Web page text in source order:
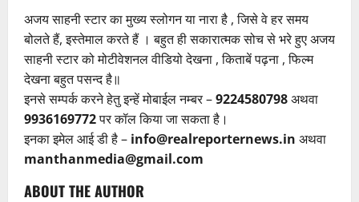
अजय साहनी स्टार का मुख्य स्लोगन या नारा है , जिसे वे हर समय
बोलते हैं, इस्तेमाल करते हैं । बहुत ही सकारात्मक सोच से भरे हुए अजय
साहनी स्टार को मोटीवेशनल वीडियो देखना , किताबें पढ़ना , फिल्म
देखना बहुत पसन्द है॥
इनसे सम्पर्क करने हेतु इन्हें मोबाईल नम्बर –9224580798अथवा
9936169772पर कॉल किया जा सकता है।
इनका इमेल आई डी है – info@realreporternews.in अथवा
manthanmedia@gmail.com
ABOUT THE AUTHOR